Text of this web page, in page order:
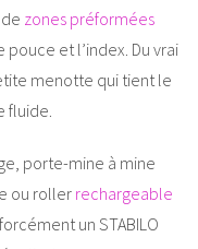
zones préformées
et l’index. Du vrai
menotte qui tient le
fluide.
porte-mine à mine
ou roller rechargeable
un STABILO